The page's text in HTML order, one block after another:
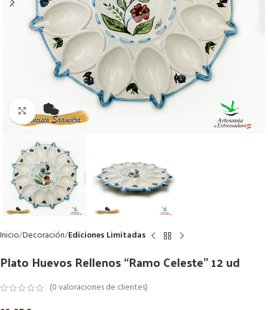
Haga Click para agrandar
Inicio Decoración Ediciones Limitadas
Plato Huevos Rellenos “Ramo Celeste” 12 ud
(0valoraciones de clientes)